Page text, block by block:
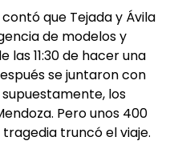
que Tejada y Ávila
de modelos y
11:30 de hacer una
se juntaron con
los
Pero unos 400
truncó el viaje.